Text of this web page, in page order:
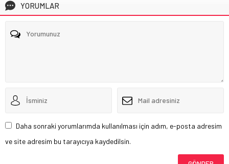
YORUMLAR
Daha sonraki yorumlarımda kullanılması için adım, e-posta adresim
ve site adresim bu tarayıcıya kaydedilsin.